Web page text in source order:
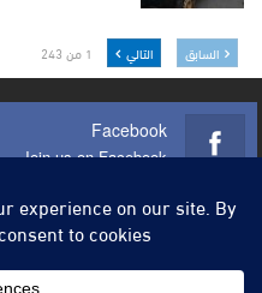
السابق التالي 1 من 243
Facebook
Join us on Facebook
Youtube
Join us on Youtube